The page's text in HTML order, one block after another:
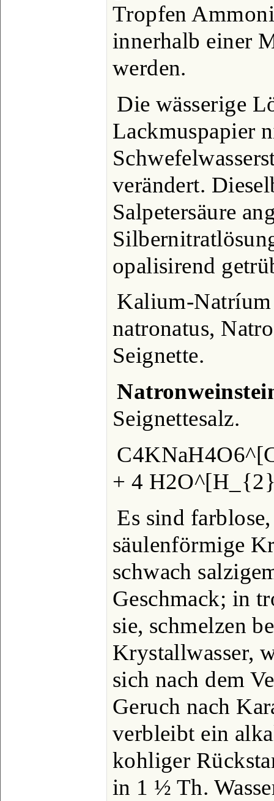
Tropfen
innerhalb einer
werden.
Die wässerige
Lackmuspapier
verändert.
Salpetersäure
opalisirend
Kalium-Natríum
natronatus,
Seignette.
Seignettesalz.
+ 4
Es sind
säulenförmige
schwach
Geschmack; in
sie, schmelzen
Krystallwasser,
sich nach dem
Geruch nach
verbleibt ein
kohliger
in 1 ½ Th.